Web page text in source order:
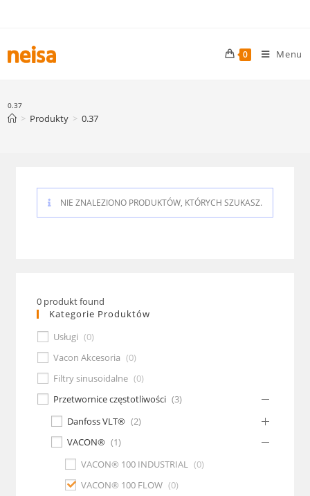
content
0 Menu
0.37
> Produkty > 0.37
NIE ZNALEZIONO PRODUKTÓW, KTÓRYCH SZUKASZ.
0 produkt found
Kategorie Produktów
Usługi (0)
Vacon Akcesoria (0)
Filtry sinusoidalne (0)
Przetwornice częstotliwości (3)
Danfoss VLT® (2)
VACON® (1)
VACON® 100 INDUSTRIAL (0)
VACON® 100 FLOW (0)